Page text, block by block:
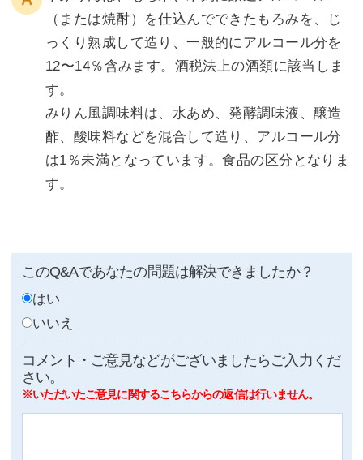
（または焼酎）を仕込んでできたもろみを、じ
っくり熟成して造り、一般的にアルコール分を
12〜14％含みます。酒税法上の酒類に該当しま
す。
みりん風調味料は、水あめ、発酵調味液、醸造
酢、酸味料などを混合して造り、アルコール分
は1％未満となっています。食品の区分となりま
す。
このQ&Aであなたの問題は解決できましたか？
はい
いいえ
コメント・ご意見などがございましたらご入力くだ
さい。
※いただいたご意見に関するこちらからの返信は行いません。